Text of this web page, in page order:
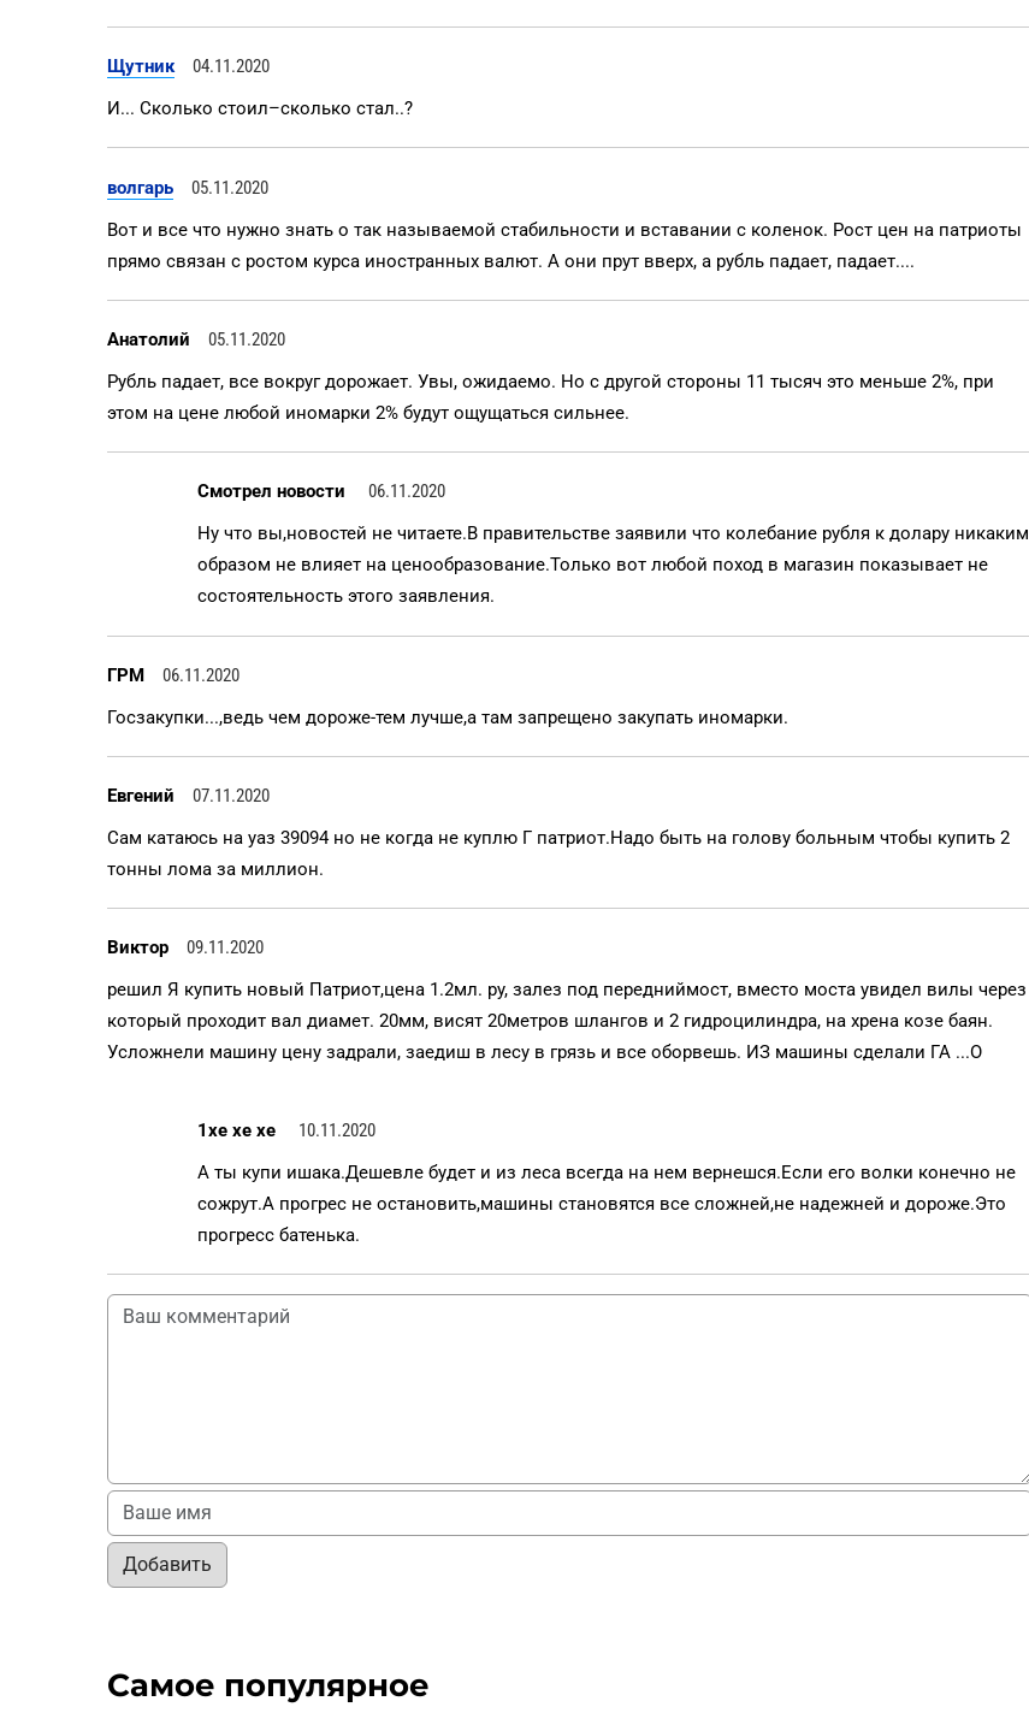
Щутник
04.11.2020
И... Сколько стоил–сколько стал..?
волгарь
05.11.2020
Вот и все что нужно знать о так называемой стабильности и вставании с коленок. Рост цен на патриоты
прямо связан с ростом курса иностранных валют. А они прут вверх, а рубль падает, падает....
Анатолий
05.11.2020
Рубль падает, все вокруг дорожает. Увы, ожидаемо. Но с другой стороны 11 тысяч это меньше 2%, при
этом на цене любой иномарки 2% будут ощущаться сильнее.
Смотрел новости
06.11.2020
Ну что вы,новостей не читаете.В правительстве заявили что колебание рубля к долару никаким
образом не влияет на ценообразование.Только вот любой поход в магазин показывает не
состоятельность этого заявления.
ГРМ
06.11.2020
Госзакупки...,ведь чем дороже-тем лучше,а там запрещено закупать иномарки.
Евгений
07.11.2020
Сам катаюсь на уаз 39094 но не когда не куплю Г патриот.Надо быть на голову больным чтобы купить 2
тонны лома за миллион.
Виктор
09.11.2020
решил Я купить новый Патриот,цена 1.2мл. ру, залез под передниймост, вместо моста увидел вилы через
который проходит вал диамет. 20мм, висят 20метров шлангов и 2 гидроцилиндра, на хрена козе баян.
Усложнели машину цену задрали, заедиш в лесу в грязь и все оборвешь. ИЗ машины сделали ГА ...О
1хе хе хе
10.11.2020
А ты купи ишака.Дешевле будет и из леса всегда на нем вернешся.Если его волки конечно не
сожрут.А прогрес не остановить,машины становятся все сложней,не надежней и дороже.Это
прогресс батенька.
Добавить
Самое популярное